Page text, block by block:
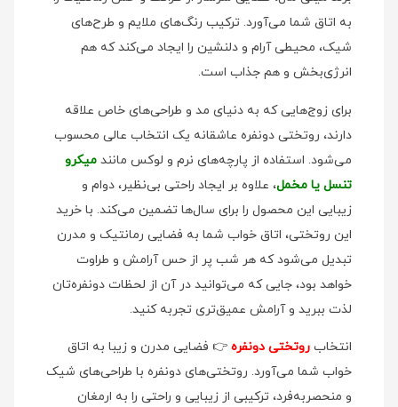
به اتاق شما می‌آورد. ترکیب رنگ‌های ملایم و طرح‌های
شیک، محیطی آرام و دلنشین را ایجاد می‌کند که هم
انرژی‌بخش و هم جذاب است.
برای زوج‌هایی که به دنیای مد و طراحی‌های خاص علاقه
دارند، روتختی دونفره عاشقانه یک انتخاب عالی محسوب
می‌شود. استفاده از پارچه‌های نرم و لوکس مانند میکرو
تنسل یا مخمل، علاوه بر ایجاد راحتی بی‌نظیر، دوام و
زیبایی این محصول را برای سال‌ها تضمین می‌کند. با خرید
این روتختی، اتاق خواب شما به فضایی رمانتیک و مدرن
تبدیل می‌شود که هر شب پر از حس آرامش و طراوت
خواهد بود، جایی که می‌توانید در آن از لحظات دونفره‌تان
لذت ببرید و آرامش عمیق‌تری تجربه کنید.
انتخاب روتختی دونفره 👉 فضایی مدرن و زیبا به اتاق
خواب شما می‌آورد. روتختی‌های دونفره با طراحی‌های شیک
و منحصربه‌فرد، ترکیبی از زیبایی و راحتی را به ارمغان